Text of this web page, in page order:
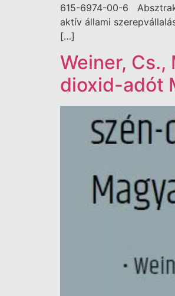
615-6974-00-6
aktív állami
[…]
Weiner,
dioxid-adót